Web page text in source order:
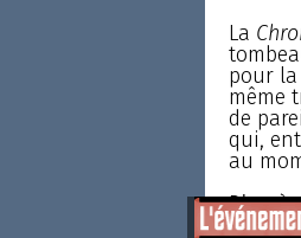
La
pour la
même
de
qui,
au
bien